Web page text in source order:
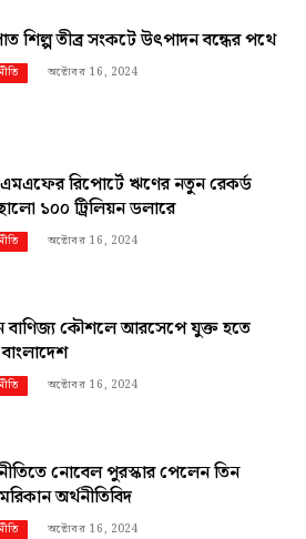
শিল্প তীব্র সংকটে উৎপাদন বন্ধের পথে
অক্টোবর 16, 2024
রিপোর্টে ঋণের নতুন রেকর্ড
১০০ ট্রিলিয়ন ডলারে
অক্টোবর 16, 2024
বাণিজ্য কৌশলে আরসেপে যুক্ত হতে
অক্টোবর 16, 2024
নোবেল পুরস্কার পেলেন তিন
অর্থনীতিবিদ
অক্টোবর 16, 2024